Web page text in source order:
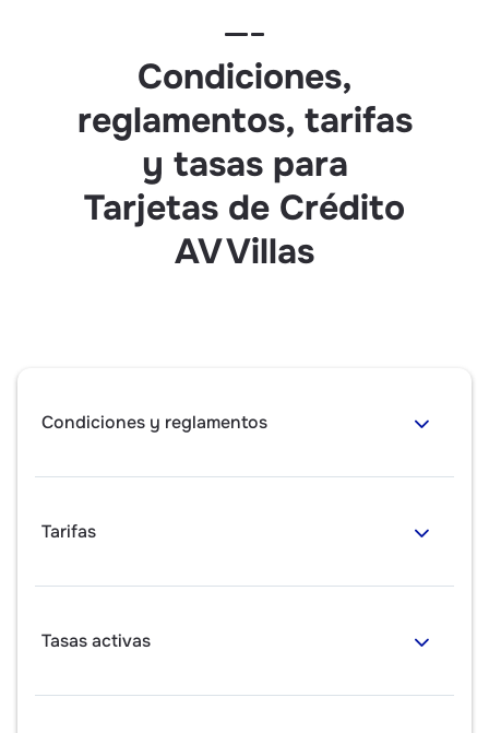
Condiciones,
reglamentos, tarifas
y tasas para
Tarjetas de Crédito
AV Villas
Condiciones y reglamentos
Tarifas
Tasas activas